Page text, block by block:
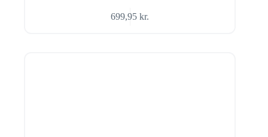
699,95kr.